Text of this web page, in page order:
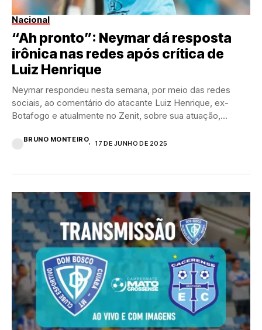
Nacional
“Ah pronto”: Neymar dá resposta
irônica nas redes após crítica de
Luiz Henrique
Neymar respondeu nesta semana, por meio das redes
sociais, ao comentário do atacante Luiz Henrique, ex-
Botafogo e atualmente no Zenit, sobre sua atuação,...
BRUNO MONTEIRO
17 DE JUNHO DE 2025